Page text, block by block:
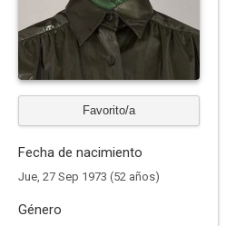
Favorito/a
Fecha de nacimiento
Jue, 27 Sep 1973 (52 años)
Género